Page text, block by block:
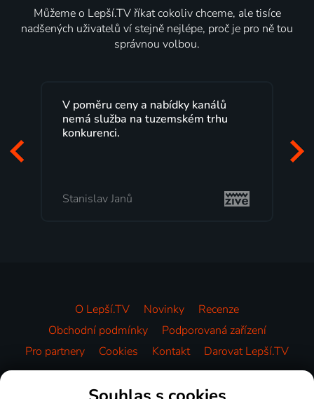
Můžeme o Lepší.TV říkat cokoliv chceme, ale tisíce
nadšených uživatelů ví stejně nejlépe, proč je pro ně tou
správnou volbou.
V poměru ceny a nabídky kanálů
nemá služba na tuzemském trhu
konkurenci.
Stanislav Janů
O Lepší.TV Novinky
Recenze
Obchodní podmínky
Podporovaná zařízení
Pro partnery
Cookies Kontakt Darovat Lepší.TV
Videotéka